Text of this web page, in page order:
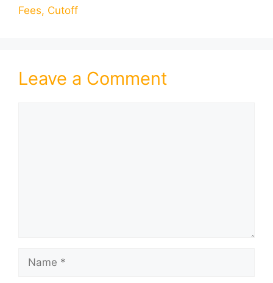
Fees, Cutoff
Leave a Comment
Name